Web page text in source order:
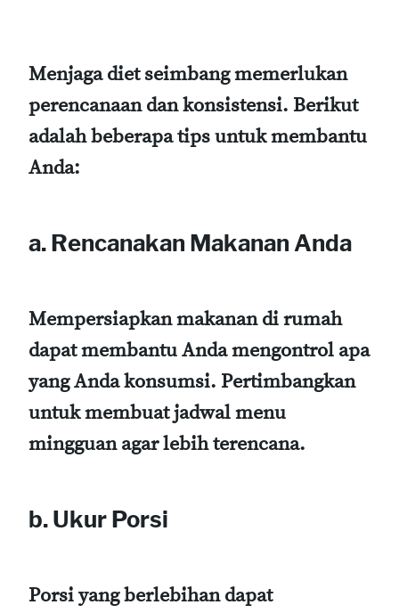
Menjaga diet seimbang memerlukan
perencanaan dan konsistensi. Berikut
adalah beberapa tips untuk membantu
Anda:
a. Rencanakan Makanan Anda
Mempersiapkan makanan di rumah
dapat membantu Anda mengontrol apa
yang Anda konsumsi. Pertimbangkan
untuk membuat jadwal menu
mingguan agar lebih terencana.
b. Ukur Porsi
Porsi yang berlebihan dapat